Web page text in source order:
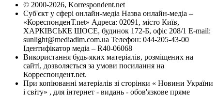
© 2000-2026, Korrespondent.net
Суб'єкт у сфері онлайн-медіа Назва онлайн-медіа –
«КореспонденТ.net» Адреса: 02091, місто Київ,
ХАРКІВСЬКЕ ШОСЕ, будинок 172-Б, офіс 208/1 E-mail:
sunlight@mediadim.com.ua Телефон: 044-205-43-00
Ідентифікатор медіа – R40-06068
Використання будь-яких матеріалів, розміщених на
сайті, дозволяється за умови посилання на
Корреспондент.net.
При копіюванні матеріалів зі сторінки « Новини України
і світу» , для інтернет - видань - обов'язкове пряме